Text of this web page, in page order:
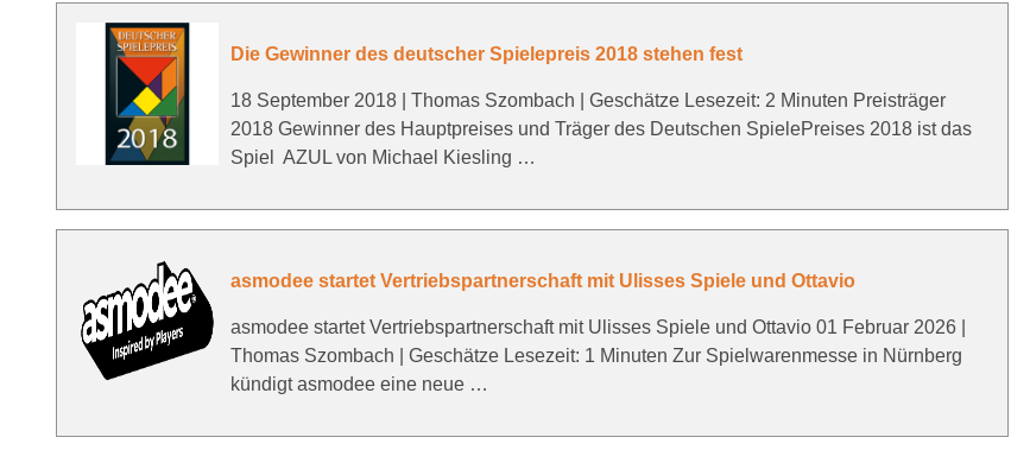
Die Gewinner des deutscher Spielepreis 2018 stehen fest
18 September 2018 | Thomas Szombach | Geschätze Lesezeit: 2 Minuten Preisträger
2018 Gewinner des Hauptpreises und Träger des Deutschen SpielePreises 2018 ist das
Spiel ​ AZUL von Michael Kiesling …
asmodee startet Vertriebspartnerschaft mit Ulisses Spiele und Ottavio
asmodee startet Vertriebspartnerschaft mit Ulisses Spiele und Ottavio 01 Februar 2026 |
Thomas Szombach | Geschätze Lesezeit: 1 Minuten Zur Spielwarenmesse in Nürnberg
kündigt asmodee eine neue …